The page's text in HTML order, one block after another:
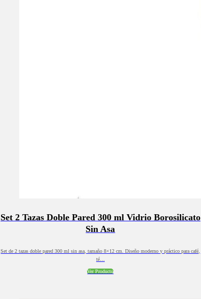
Set 2 Tazas Doble Pared 300 ml Vidrio Borosilicato
Sin Asa
Set de 2 tazas doble pared 300 ml sin asa, tamaño 8×12 cm. Diseño moderno y práctico para café,
té…
Ver Producto